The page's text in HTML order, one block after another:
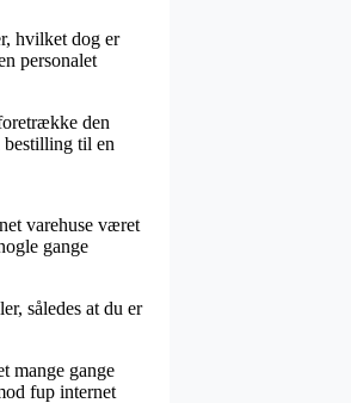
hvilket dog er
personalet
den
bestilling til en
varehuse været
gange
således at du er
mange gange
fup internet